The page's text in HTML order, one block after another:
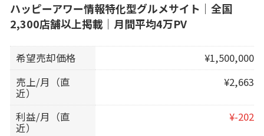
ハッピーアワー情報特化型グルメサイト｜全国
2,300店舗以上掲載｜月間平均4万PV
希望売却価格
¥1,500,000
売上/月（直
近）
¥2,663
利益/月（直
近）
¥-202